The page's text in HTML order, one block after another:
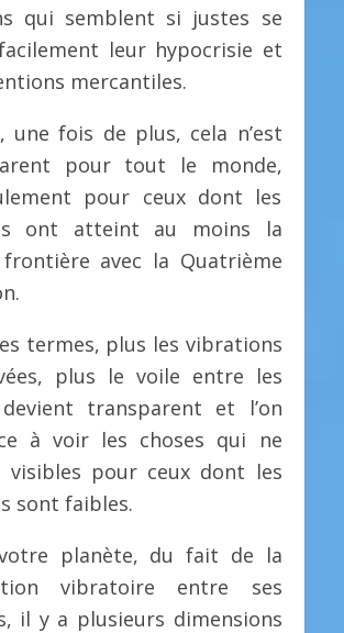
qui semblent si justes se
leur hypocrisie et
mercantiles.
une fois de plus, cela n’est
pour tout le monde,
pour ceux dont les
ont atteint au moins la
avec la Quatrième
termes, plus les vibrations
plus le voile entre les
transparent et l’on
à voir les choses qui ne
visibles pour ceux dont les
sont faibles.
planète, du fait de la
vibratoire entre ses
il y a plusieurs dimensions